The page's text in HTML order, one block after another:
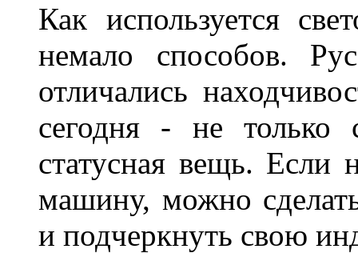
Как используется
немало способов.
отличались
сегодня - не только
статусная вещь. Если
машину, можно
и подчеркнуть свою